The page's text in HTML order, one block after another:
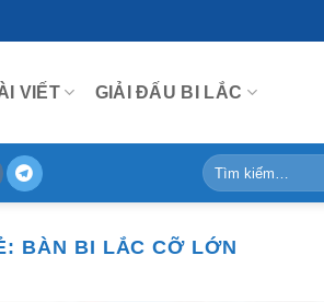
VIẾT GIẢI ĐẤU BI LẮC
Tìm
kiếm:
BÀN BI LẮC CỠ LỚN